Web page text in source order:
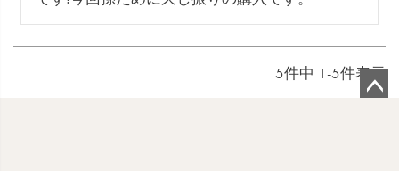
5件中 1 -5件表示